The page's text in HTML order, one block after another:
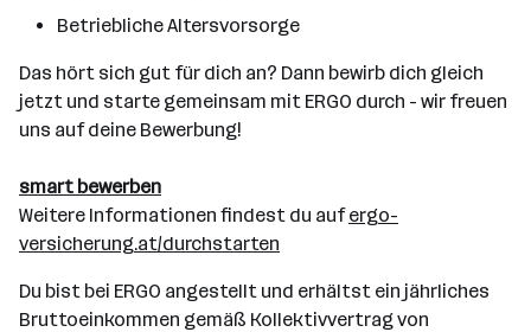
Betriebliche Altersvorsorge
Das hört sich gut für dich an? Dann bewirb dich gleich
jetzt und starte gemeinsam mit ERGO durch - wir freuen
uns auf deine Bewerbung!
smart bewerben
Weitere Informationen findest du aufergo-
versicherung.at/durchstarten
Du bist bei ERGO angestellt und erhältst ein jährliches
Bruttoeinkommen gemäß Kollektivvertrag von